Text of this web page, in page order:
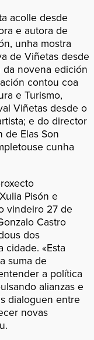
acolle desde
e autora de
unha mostra
de Viñetas desde
novena edición
contou coa
e Turismo,
Viñetas desde o
e do director
Elas Son
cunha
Pisón e
vindeiro 27 de
Castro
dos
cidade. «Esta
suma de
a política
alianzas e
dialoguen entre
novas